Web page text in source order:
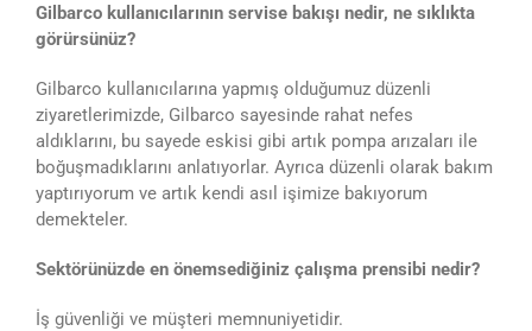
Gilbarco kullanıcılarının servise bakışı nedir, ne sıklıkta
görürsünüz?
Gilbarco kullanıcılarına yapmış olduğumuz düzenli
ziyaretlerimizde, Gilbarco sayesinde rahat nefes
aldıklarını, bu sayede eskisi gibi artık pompa arızaları ile
boğuşmadıklarını anlatıyorlar. Ayrıca düzenli olarak bakım
yaptırıyorum ve artık kendi asıl işimize bakıyorum
demekteler.
Sektörünüzde en önemsediğiniz çalışma prensibi nedir?
İş güvenliği ve müşteri memnuniyetidir.